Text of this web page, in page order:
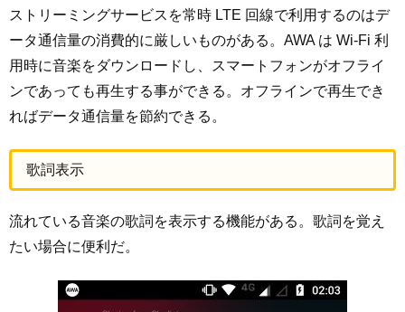
ストリーミングサービスを常時 LTE 回線で利用するのはデ
ータ通信量の消費的に厳しいものがある。AWA は Wi-Fi 利
用時に音楽をダウンロードし、スマートフォンがオフライ
ンであっても再生する事ができる。オフラインで再生でき
ればデータ通信量を節約できる。
歌詞表示
流れている音楽の歌詞を表示する機能がある。歌詞を覚え
たい場合に便利だ。